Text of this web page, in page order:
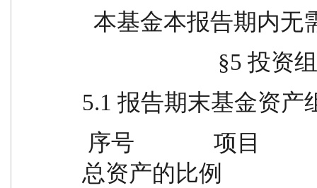
本基金本报告期内
5.1 报告期末基金资产
总资产的比例